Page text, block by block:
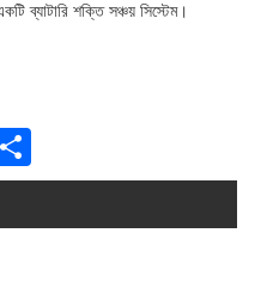
ব্যাটারি শক্তি সঞ্চয় সিস্টেম।